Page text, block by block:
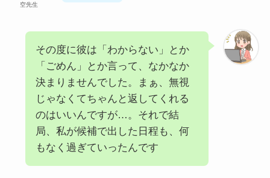
空先生
その度に彼は「わからない」とか
「ごめん」とか言って、なかなか
決まりませんでした。まぁ、無視
じゃなくてちゃんと返してくれる
のはいいんですが…。それで結
局、私が候補で出した日程も、何
もなく過ぎていったんです